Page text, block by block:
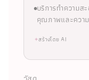
บริการทำความส
คุณภาพและความ
✦สร้างโดย AI